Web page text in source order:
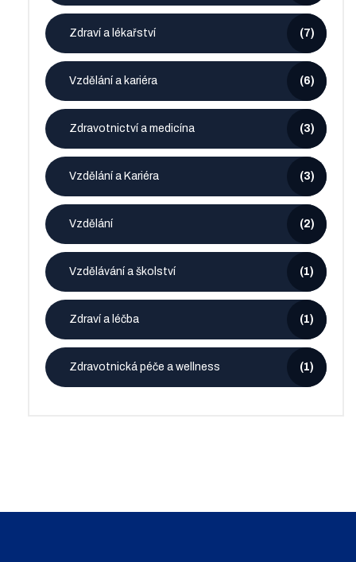
Zdraví a lékařství (7)
Vzdělání a kariéra (6)
Zdravotnictví a medicína (3)
Vzdělání a Kariéra (3)
Vzdělání (2)
Vzdělávání a školství (1)
Zdraví a léčba (1)
Zdravotnická péče a wellness (1)